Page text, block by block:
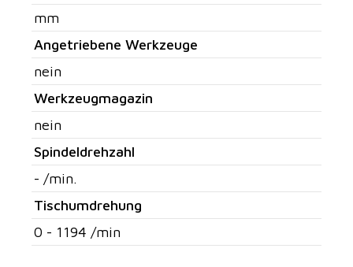
mm
Angetriebene Werkzeuge
nein
Werkzeugmagazin
nein
Spindeldrehzahl
- /min.
Tischumdrehung
0 - 1194 /min